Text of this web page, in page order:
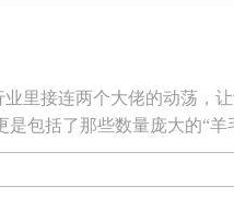
里接连两个大佬的动荡，
包括了那些数量庞大的“羊